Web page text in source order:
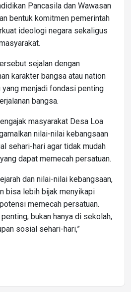
Pancasila dan Wawasan
bentuk komitmen pemerintah
ideologi negara sekaligus
sejalan dengan
karakter bangsa atau nation
menjadi fondasi penting
bangsa.
masyarakat Desa Loa
nilai-nilai kebangsaan
sehari-hari agar tidak mudah
dapat memecah persatuan.
dan nilai-nilai kebangsaan,
bisa lebih bijak menyikapi
memecah persatuan.
bukan hanya di sekolah,
sosial sehari-hari,”